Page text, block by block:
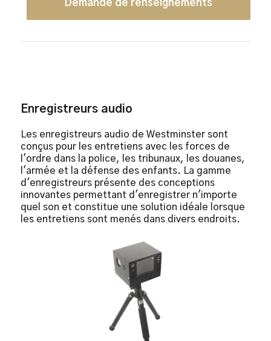
Demande de renseignements
Enregistreurs audio
Les enregistreurs audio de Westminster sont
conçus pour les entretiens avec les forces de
l'ordre dans la police, les tribunaux, les douanes,
l'armée et la défense des enfants. La gamme
d'enregistreurs présente des conceptions
innovantes permettant d'enregistrer n'importe
quel son et constitue une solution idéale lorsque
les entretiens sont menés dans divers endroits.